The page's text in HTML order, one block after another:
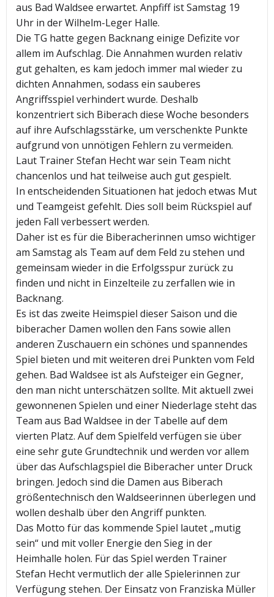
aus Bad Waldsee erwartet. Anpfiff ist Samstag 19
Uhr in der Wilhelm-Leger Halle.
Die TG hatte gegen Backnang einige Defizite vor
allem im Aufschlag. Die Annahmen wurden relativ
gut gehalten, es kam jedoch immer mal wieder zu
dichten Annahmen, sodass ein sauberes
Angriffsspiel verhindert wurde. Deshalb
konzentriert sich Biberach diese Woche besonders
auf ihre Aufschlagsstärke, um verschenkte Punkte
aufgrund von unnötigen Fehlern zu vermeiden.
Laut Trainer Stefan Hecht war sein Team nicht
chancenlos und hat teilweise auch gut gespielt.
In entscheidenden Situationen hat jedoch etwas Mut
und Teamgeist gefehlt. Dies soll beim Rückspiel auf
jeden Fall verbessert werden.
Daher ist es für die Biberacherinnen umso wichtiger
am Samstag als Team auf dem Feld zu stehen und
gemeinsam wieder in die Erfolgsspur zurück zu
finden und nicht in Einzelteile zu zerfallen wie in
Backnang.
Es ist das zweite Heimspiel dieser Saison und die
biberacher Damen wollen den Fans sowie allen
anderen Zuschauern ein schönes und spannendes
Spiel bieten und mit weiteren drei Punkten vom Feld
gehen. Bad Waldsee ist als Aufsteiger ein Gegner,
den man nicht unterschätzen sollte. Mit aktuell zwei
gewonnenen Spielen und einer Niederlage steht das
Team aus Bad Waldsee in der Tabelle auf dem
vierten Platz. Auf dem Spielfeld verfügen sie über
eine sehr gute Grundtechnik und werden vor allem
über das Aufschlagspiel die Biberacher unter Druck
bringen. Jedoch sind die Damen aus Biberach
größentechnisch den Waldseerinnen überlegen und
wollen deshalb über den Angriff punkten.
Das Motto für das kommende Spiel lautet „mutig
sein“ und mit voller Energie den Sieg in der
Heimhalle holen. Für das Spiel werden Trainer
Stefan Hecht vermutlich der alle Spielerinnen zur
Verfügung stehen. Der Einsatz von Franziska Müller